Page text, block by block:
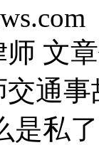
文
通
是私